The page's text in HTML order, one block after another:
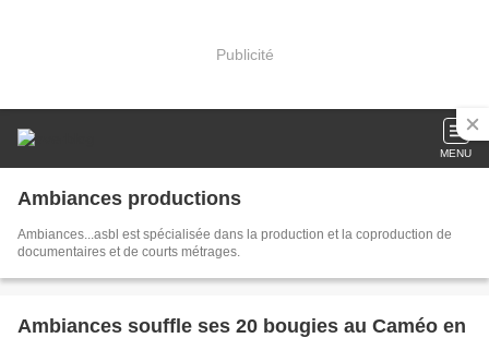
Publicité
MENU
Ambiances productions
Ambiances...asbl est spécialisée dans la production et la coproduction de
documentaires et de courts métrages.
Ambiances souffle ses 20 bougies au Caméo en